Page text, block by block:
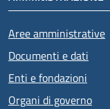
Aree amministrative
Documenti e dati
Enti e fondazioni
Organi di governo